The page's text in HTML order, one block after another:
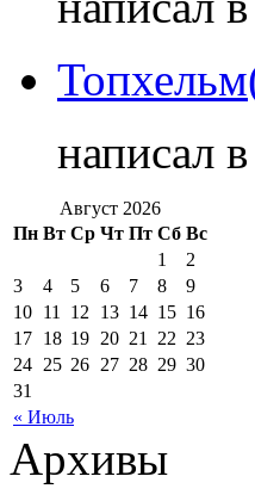
написал
Август 2026
Пн Вт Ср Чт Пт Сб Вс
« Июль
1
2
3
4 5 6 7 8
9
10 11 12 13 14 15 16
17 18 19 20 21 22 23
24 25 26 27 28 29 30
31
Архивы